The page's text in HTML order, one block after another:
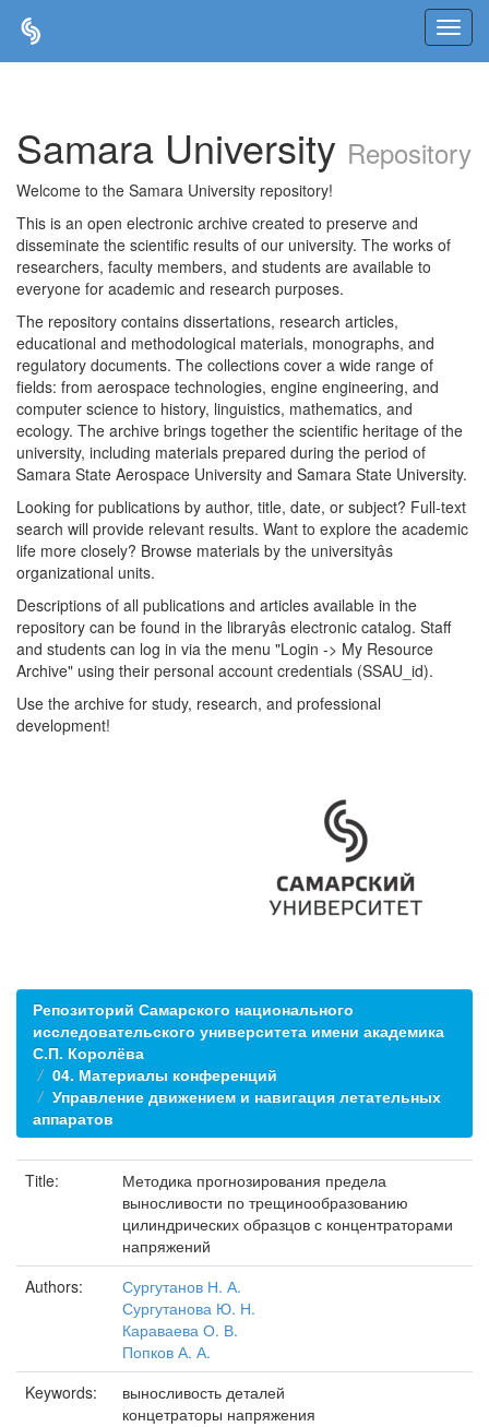
Samara University Repository
Welcome to the Samara University repository!
This is an open electronic archive created to preserve and
disseminate the scientific results of our university. The works of
researchers, faculty members, and students are available to
everyone for academic and research purposes.
The repository contains dissertations, research articles,
educational and methodological materials, monographs, and
regulatory documents. The collections cover a wide range of
fields: from aerospace technologies, engine engineering, and
computer science to history, linguistics, mathematics, and
ecology. The archive brings together the scientific heritage of the
university, including materials prepared during the period of
Samara State Aerospace University and Samara State University.
Looking for publications by author, title, date, or subject? Full-text
search will provide relevant results. Want to explore the academic
life more closely? Browse materials by the universityâs
organizational units.
Descriptions of all publications and articles available in the
repository can be found in the libraryâs electronic catalog. Staff
and students can log in via the menu "Login -> My Resource
Archive" using their personal account credentials (SSAU_id).
Use the archive for study, research, and professional
development!
Репозиторий Самарского национального
исследовательского университета имени академика
С.П. Королёва
04. Материалы конференций
Управление движением и навигация летательных
аппаратов
Title:
Методика прогнозирования предела
выносливости по трещинообразованию
цилиндрических образцов с концентраторами
напряжений
Authors:
Сургутанов Н. А.
Сургутанова Ю. Н.
Караваева О. В.
Попков А. А.
Keywords:
выносливость деталей
концетраторы напряжения